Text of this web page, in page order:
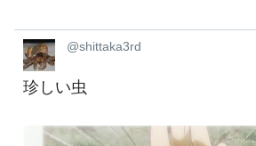
@shittaka3rd
珍しい虫